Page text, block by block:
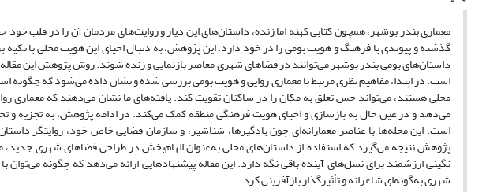
معماری بندر بوشهر، همچون کتابی کهنه اما زنده، داستان‌های این دیار و روایت‌های مردمان آن را در قلب
گذشته و پیوندی با فرهنگ و هویت بومی را در خود دارد. این پژوهش، به دنبال احیای این هویت محلی با
داستان‌های بومی بندر بوشهر می‌توانند در فضاهای شهری معاصر بازنمایی و زنده شوند. روش پژوهش این
است. در ابتدا، مفاهیم نظری مرتبط با معماری روایی و هویت بومی بررسی شده و نشان داده می‌شود که چگونه
محلی هستند، می‌تواند حس تعلق به مکان را در ساکنان تقویت کند. یافته‌های ما نشان می‌دهند که معماری
می‌دهد و در عین حال به بازسازی و احیای هویت فرهنگی منطقه کمک می‌کند. در ادامه پژوهش، به تجزیه و
است. این محله‌ها با عناصر معمارانه‌ای چون بادگیرها، شناشیر، و سازمان فضایی خاص خود، روایتگر
پژوهش نتیجه می‌گیرد که استفاده از داستان‌های محلی به‌عنوان الهام‌بخش در طراحی فضاهای شهری
نگینی ارزشمند برای نسل‌های آینده باقی نگه دارد. این مقاله پیشنهادهایی ارائه می‌دهد که چگونه
شهری به‌گونه‌ای شاعرانه و تأثیرگذار بازآفرینی کرد.